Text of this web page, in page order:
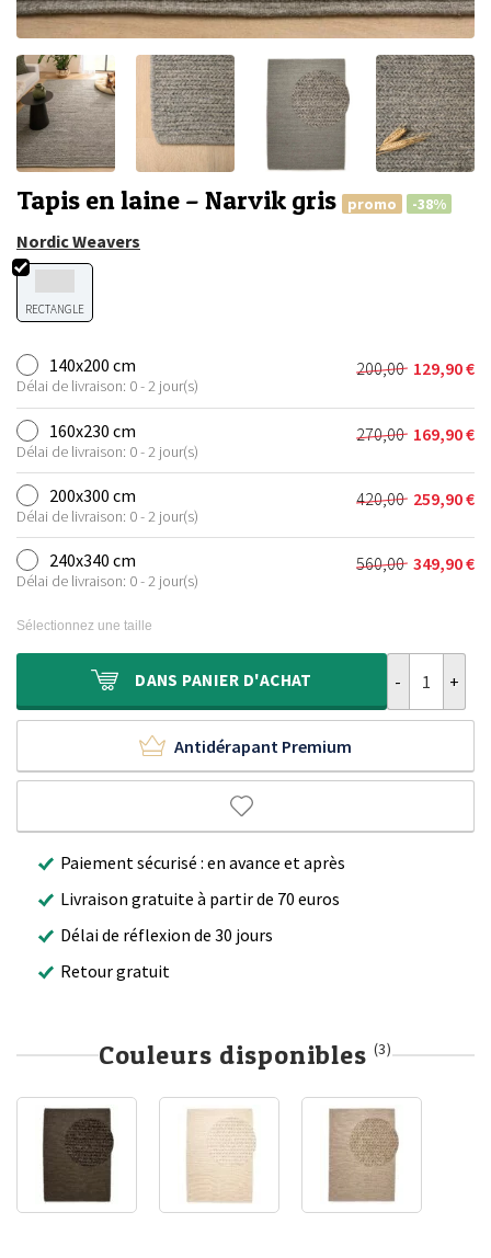
Tapis en laine – Narvik gris promo -38%
Nordic Weavers
RECTANGLE
140x200 cm
Délai de livraison: 0 - 2 jour(s)
200,00
Le
prix
initial
était :
200,00 €.
129,90€
Le
prix
actuel
est :
129,90 €.
160x230 cm
Délai de livraison: 0 - 2 jour(s)
270,00
Le
prix
initial
était :
270,00 €.
169,90€
Le
prix
actuel
est :
169,90 €.
200x300 cm
Délai de livraison: 0 - 2 jour(s)
420,00
Le
prix
initial
était :
259,90€
Le
prix
actuel
est :
240x340 cm
Délai de livraison: 0 - 2 jour(s)
560,00
Le
560,00 €.
349,90€
Le
349,90 €.
Sélectionnez une taille
DANS PANIER D'ACHAT
Antidérapant Premium
Paiement sécurisé : en avance et après
Livraison gratuite à partir de 70 euros
Délai de réflexion de 30 jours
Retour gratuit
Couleurs disponibles (3)